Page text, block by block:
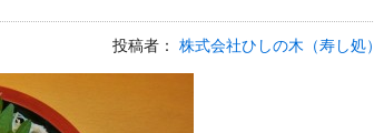
投稿者： 株式会社ひしの木（寿し処）